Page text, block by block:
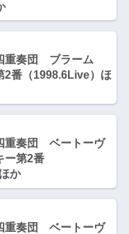
重奏団 ブラーム
番（1998.6Live）ほ
重奏団 ベートーヴ
ー第2番
か
重奏団 ベートーヴ